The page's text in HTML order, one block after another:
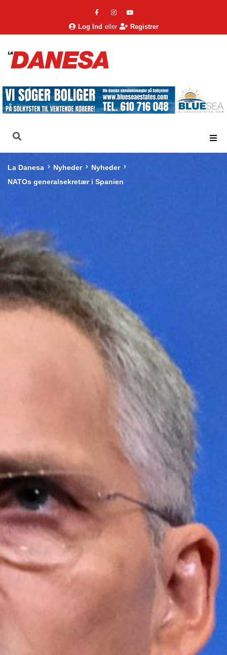
Log Ind eller Registrer
La Danesa Nyheder
Nyheder
NATOs generalsekretær i Spanien